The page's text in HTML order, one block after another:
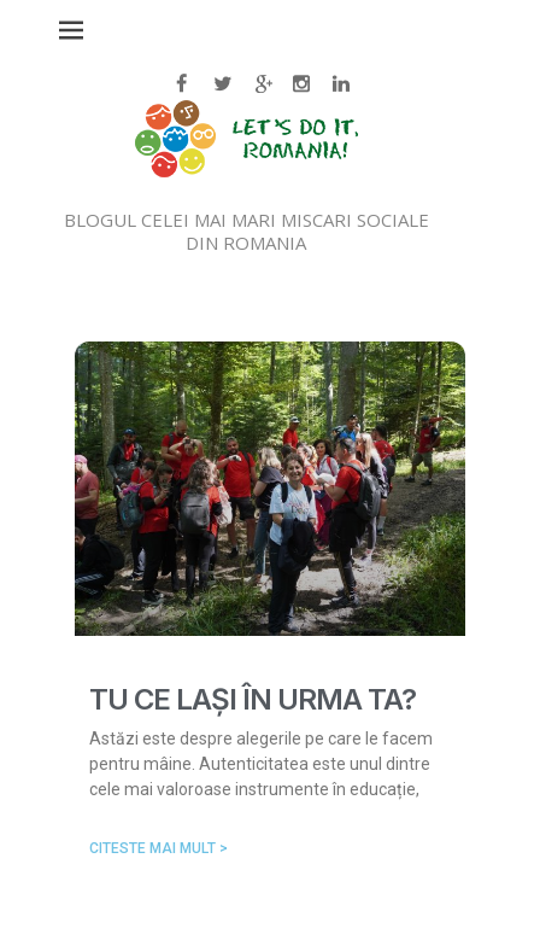
BLOGUL CELEI MAI MARI MISCARI SOCIALE
DIN ROMANIA
TU CE LAȘI ÎN URMA TA?
Astăzi este despre alegerile pe care le facem
pentru mâine. Autenticitatea este unul dintre
cele mai valoroase instrumente în educație,
CITESTE MAI MULT >